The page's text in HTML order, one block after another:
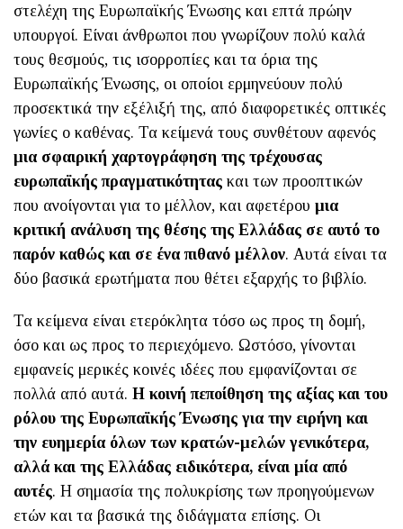
στελέχη της Ευρωπαϊκής Ένωσης και επτά πρώην
υπουργοί. Είναι άνθρωποι που γνωρίζουν πολύ καλά
τους θεσμούς, τις ισορροπίες και τα όρια της
Ευρωπαϊκής Ένωσης, οι οποίοι ερμηνεύουν πολύ
προσεκτικά την εξέλιξή της, από διαφορετικές οπτικές
γωνίες ο καθένας. Τα κείμενά τους συνθέτουν αφενός
μια σφαιρική χαρτογράφηση της τρέχουσας
ευρωπαϊκής πραγματικότητας και των προοπτικών
που ανοίγονται για το μέλλον, και αφετέρου μια
κριτική ανάλυση της θέσης της Ελλάδας σε αυτό το
παρόν καθώς και σε ένα πιθανό μέλλον. Αυτά είναι τα
δύο βασικά ερωτήματα που θέτει εξαρχής το βιβλίο.
Τα κείμενα είναι ετερόκλητα τόσο ως προς τη δομή,
όσο και ως προς το περιεχόμενο. Ωστόσο, γίνονται
εμφανείς μερικές κοινές ιδέες που εμφανίζονται σε
πολλά από αυτά. Η κοινή πεποίθηση της αξίας και του
ρόλου της Ευρωπαϊκής Ένωσης για την ειρήνη και
την ευημερία όλων των κρατών-μελών γενικότερα,
αλλά και της Ελλάδας ειδικότερα, είναι μία από
αυτές. Η σημασία της πολυκρίσης των προηγούμενων
ετών και τα βασικά της διδάγματα επίσης. Οι